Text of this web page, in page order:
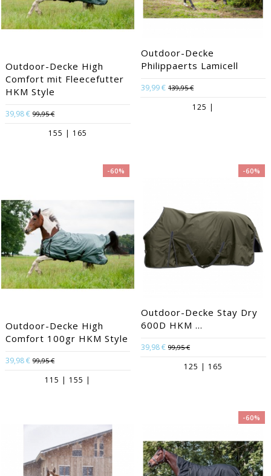
Outdoor-Decke High
Comfort mit Fleecefutter
HKM Style
39,98 € 99,95 €
155 | 165
Outdoor-Decke
Philippaerts Lamicell
39,99 € 139,95 €
125 |
-60%
Outdoor-Decke High
Comfort 100gr HKM Style
39,98 € 99,95 €
115 | 155 |
-60%
Outdoor-Decke Stay Dry
600D HKM ...
39,98 € 99,95 €
125 | 165
-60%